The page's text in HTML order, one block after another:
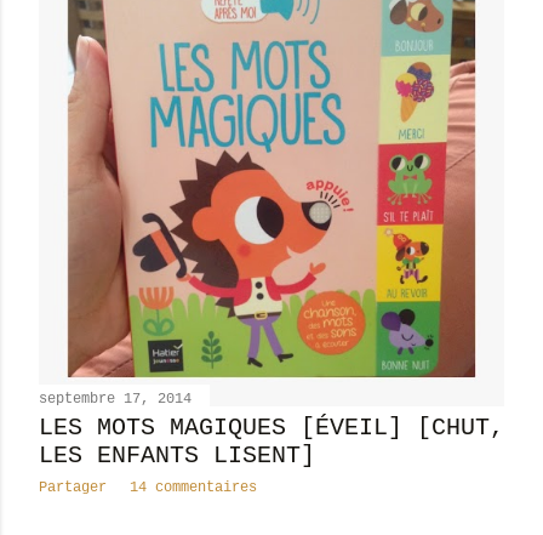
septembre 17, 2014
LES MOTS MAGIQUES [ÉVEIL] [CHUT,
LES ENFANTS LISENT]
Partager 14 commentaires